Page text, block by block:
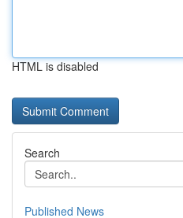
HTML is disabled
Search
Published News